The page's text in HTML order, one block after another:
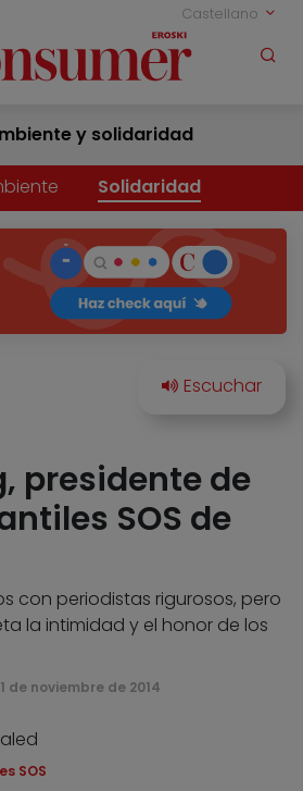
Castellano
y solidaridad
Solidaridad
presidente de
SOS de
con periodistas rigurosos, pero
la intimidad y el honor de los
de noviembre de 2014
SOS